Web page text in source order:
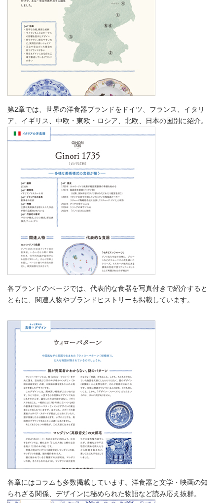
第2章では、世界の洋食器ブランドをドイツ、フランス、イタリ
ア、イギリス、中欧・東欧・ロシア、北欧、日本の国別に紹介。
各ブランドのページでは、代表的な食器を写真付きで紹介すると
ともに、関連人物やブランドヒストリーも掲載しています。
各章にはコラムも多数掲載しています。洋食器と文学・映画の知
られざる関係、デザインに秘められた物語など読み応え抜群。